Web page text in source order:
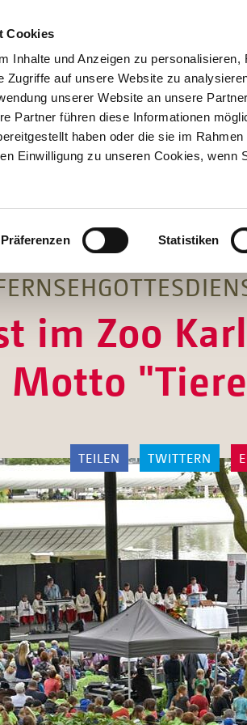
Cookies
Inhalte und Anzeigen zu
Zugriffe auf unsere Website zu
unserer Website an unsere
Partner führen diese Informationen
haben oder die sie im
Einwilligung zu unseren Cookies, wenn
Präferenzen Statistiken
Hilfen
Unterstützen
Projekte
im Zoo
Motto
TEILEN TWITTERN